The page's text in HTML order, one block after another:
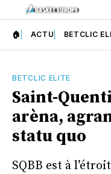
🏠 ACTU BETCLIC
BETCLIC ELITE
Saint-
arèna,
statu quo
SQBB est à